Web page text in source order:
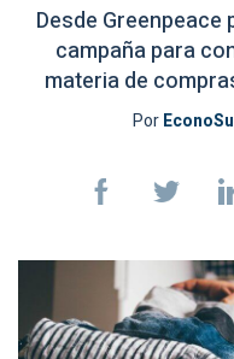
Desde
campaña para
materia de
Por